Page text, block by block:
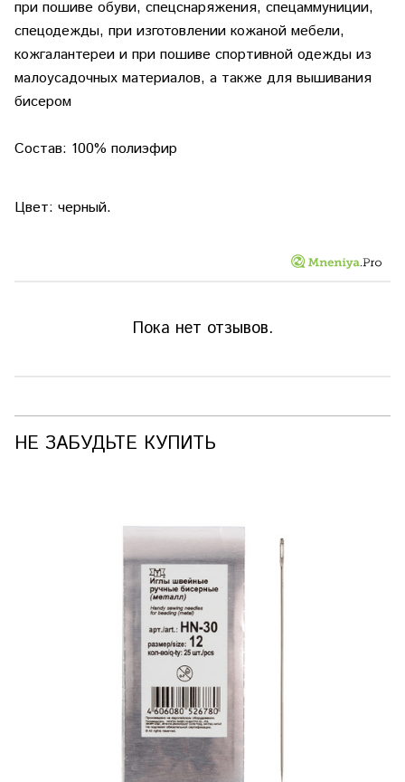
при пошиве обуви, спецснаряжения, спецаммуниции,
спецодежды, при изготовлении кожаной мебели,
кожгалантереи и при пошиве спортивной одежды из
малоусадочных материалов, а также для вышивания
бисером
Состав: 100% полиэфир
Цвет: черный.
Пока нет отзывов.
НЕ ЗАБУДЬТЕ КУПИТЬ